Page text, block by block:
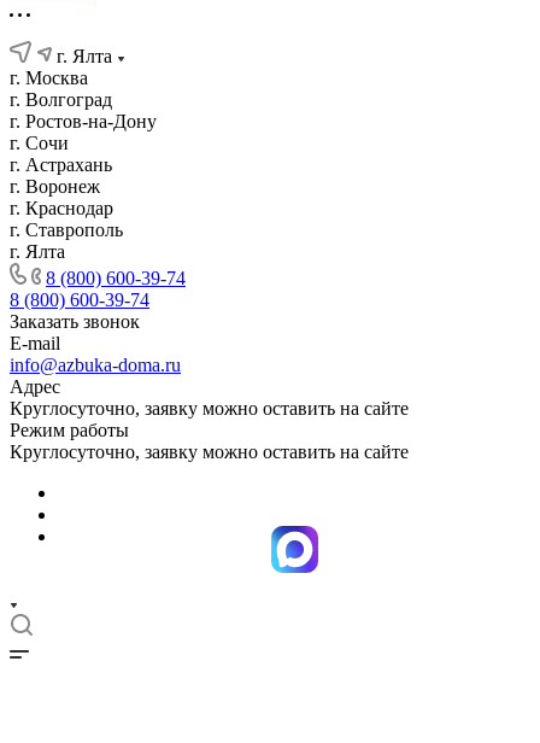
г. Ялта
г. Москва
г. Волгоград
г. Ростов-на-Дону
г. Сочи
г. Астрахань
г. Воронеж
г. Краснодар
г. Ставрополь
г. Ялта
8 (800) 600-39-74
8 (800) 600-39-74
Заказать звонок
E-mail
info@azbuka-doma.ru
Адрес
Круглосуточно, заявку можно оставить на сайте
Режим работы
Круглосуточно, заявку можно оставить на сайте